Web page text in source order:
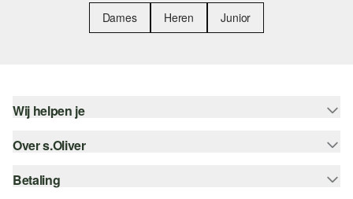
Dames Heren Junior
Wij helpen je
Help - FAQ
Maattabel
Over s.Oliver
Nieuwsbrief
Betaling